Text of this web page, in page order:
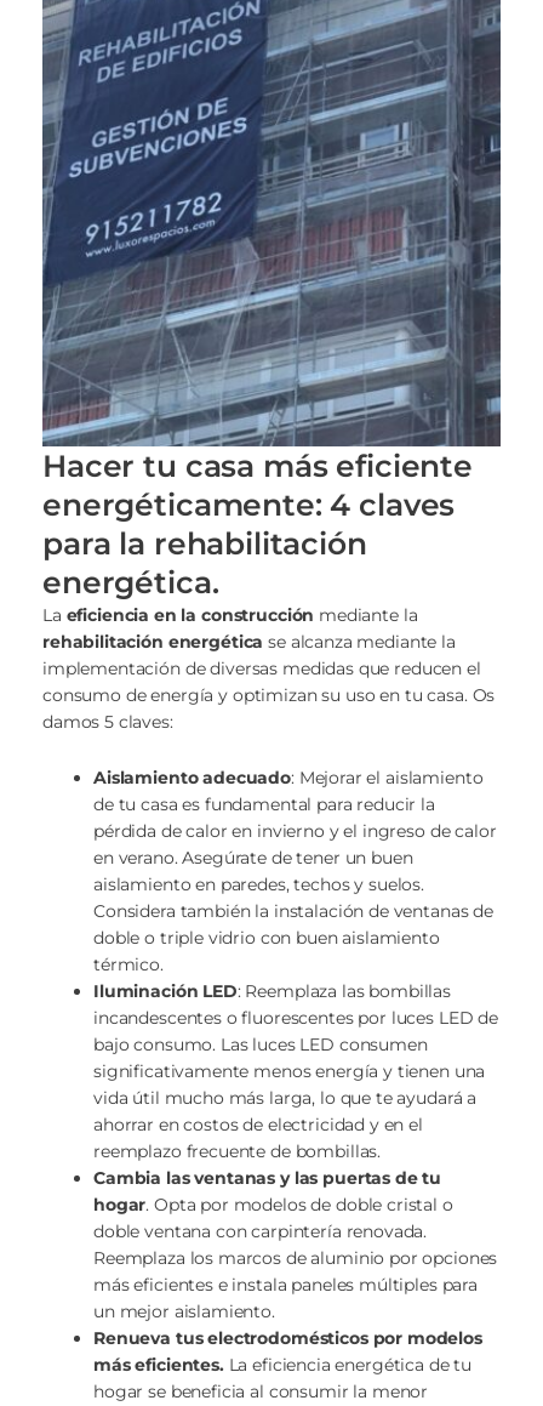
Hacer tu casa más eficiente
energéticamente: 4 claves
para la rehabilitación
energética.
La eficiencia en la construcción mediante la
rehabilitación energética se alcanza mediante la
implementación de diversas medidas que reducen el
consumo de energía y optimizan su uso en tu casa. Os
damos 5 claves:
Aislamiento adecuado: Mejorar el aislamiento
de tu casa es fundamental para reducir la
pérdida de calor en invierno y el ingreso de calor
en verano. Asegúrate de tener un buen
aislamiento en paredes, techos y suelos.
Considera también la instalación de ventanas de
doble o triple vidrio con buen aislamiento
térmico.
Iluminación LED: Reemplaza las bombillas
incandescentes o fluorescentes por luces LED de
bajo consumo. Las luces LED consumen
significativamente menos energía y tienen una
vida útil mucho más larga, lo que te ayudará a
ahorrar en costos de electricidad y en el
reemplazo frecuente de bombillas.
Cambia las ventanas y las puertas de tu
hogar. Opta por modelos de doble cristal o
doble ventana con carpintería renovada.
Reemplaza los marcos de aluminio por opciones
más eficientes e instala paneles múltiples para
un mejor aislamiento.
Renueva tus electrodomésticos por modelos
más eficientes.La eficiencia energética de tu
hogar se beneficia al consumir la menor